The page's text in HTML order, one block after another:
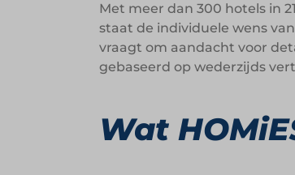
Met meer dan 300 hotels in
staat de individuele wens
vraagt om aandacht voor
gebaseerd op wederzijds
Wat